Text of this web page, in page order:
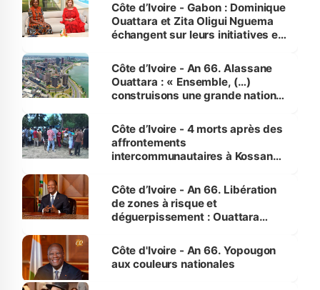
Côte d’Ivoire - Gabon : Dominique
Ouattara et Zita Oligui Nguema
échangent sur leurs initiatives en
enfants
Côte d’Ivoire - An 66. Alassane
Ouattara : « Ensemble, (…)
construisons une grande nation
générations futures »
Côte d’Ivoire - 4 morts après des
affrontements
intercommunautaires à Kossandji
milieu des sinistrés
Côte d’Ivoire - An 66. Libération
de zones à risque et
déguerpissement : Ouattara
l'Etat de droit pour préserver les
vies humaines »
Côte d'Ivoire - An 66. Yopougon
aux couleurs nationales